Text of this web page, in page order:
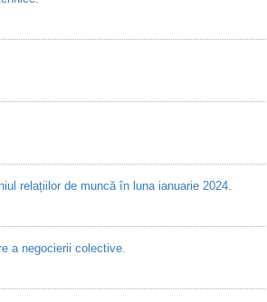
relațiilor de muncă în luna ianuarie 2024.
a negocierii colective.